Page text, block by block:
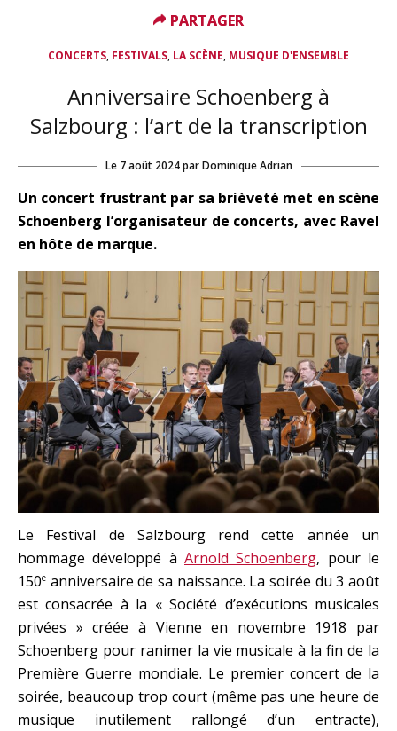
CONCERTS, FESTIVALS, LA SCÈNE, MUSIQUE D'ENSEMBLE
Anniversaire Schoenberg à
Salzbourg : l’art de la transcription
Le 7 août 2024 par Dominique Adrian
Un concert frustrant par sa brièveté met en scène
Schoenberg l’organisateur de concerts, avec Ravel
en hôte de marque.
Le Festival de Salzbourg rend cette année un
hommage développé à Arnold Schoenberg, pour le
150e anniversaire de sa naissance. La soirée du 3 août
est consacrée à la « Société d’exécutions musicales
privées » créée à Vienne en novembre 1918 par
Schoenberg pour ranimer la vie musicale à la fin de la
Première Guerre mondiale. Le premier concert de la
soirée, beaucoup trop court (même pas une heure de
musique inutilement rallongé d’un entracte),
PARTAGER
PARTAGER